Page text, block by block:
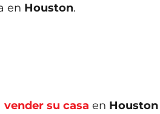
en Houston.
vender su casa en Houston